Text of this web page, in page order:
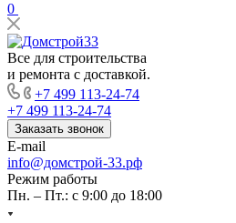
0
Все для строительства
и ремонта с доставкой.
+7 499 113-24-74
+7 499 113-24-74
Заказать звонок
E-mail
info@домстрой-33.рф
Режим работы
Пн. – Пт.: с 9:00 до 18:00